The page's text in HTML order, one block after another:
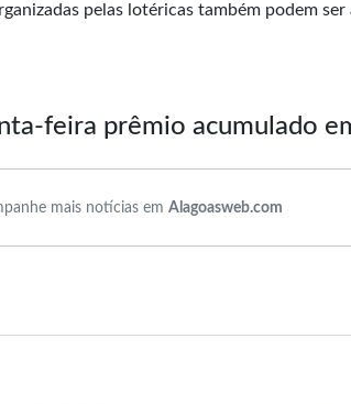
pelas lotéricas também podem
feira prêmio acumulado
mais notícias em Alagoasweb.com